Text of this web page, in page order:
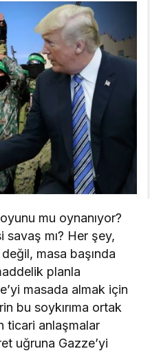
mu oynanıyor?
mı? Her şey,
masa başında
planla
masada almak için
bu soykırıma ortak
ticari anlaşmalar
uğruna Gazze’yi